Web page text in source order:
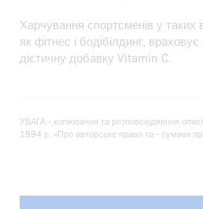
Харчування спортсменів у таких
як фітнес і бодібілдинг,
дієтичну добавку Vitamin C.
УВАГА - копіювання та розповсюдження
1994 р. «Про авторське право та - суміжні